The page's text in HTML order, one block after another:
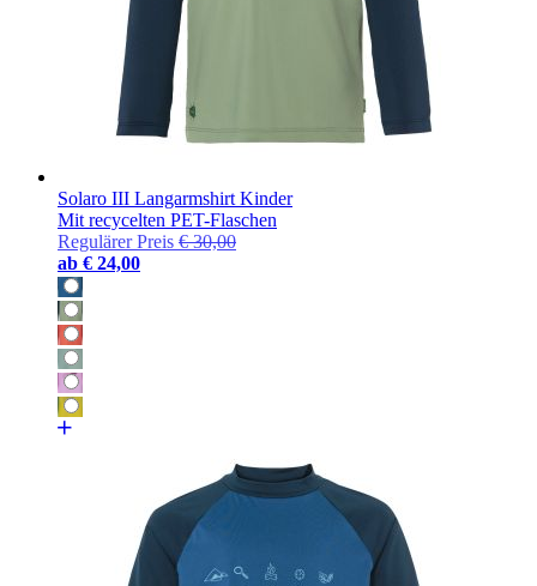
Solaro III Langarmshirt Kinder
Mit recycelten PET-Flaschen
Regulärer Preis € 30,00
ab € 24,00